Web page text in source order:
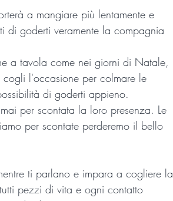
a mangiare più lentamente e
di goderti veramente la compagnia
a tavola come nei giorni di Natale,
l'occasione per colmare le
di goderti appieno.
per scontata la loro presenza. Le
per scontate perderemo il bello
ti parlano e impara a cogliere la
pezzi di vita e ogni contatto